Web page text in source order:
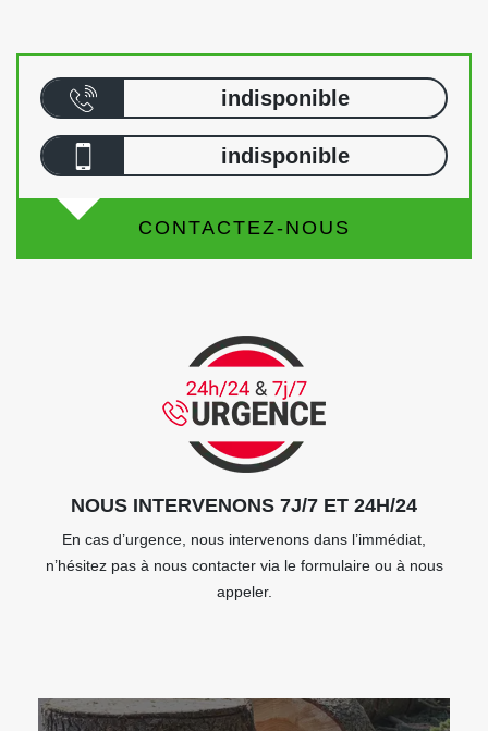
indisponible
indisponible
CONTACTEZ-NOUS
NOUS INTERVENONS 7J/7 ET 24H/24
En cas d’urgence, nous intervenons dans l’immédiat,
n’hésitez pas à nous contacter via le formulaire ou à nous
appeler.